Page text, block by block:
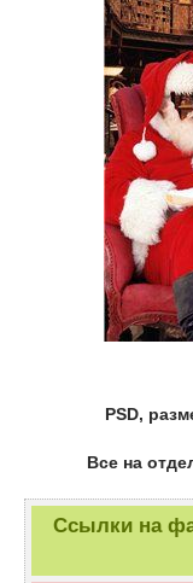
PSD,
Все на
Ссылки на